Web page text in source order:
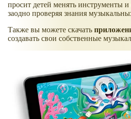
просит детей менять инструменты и
заодно проверяя знания
Также вы можете скачать
создавать свои собственные